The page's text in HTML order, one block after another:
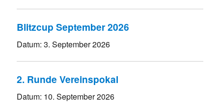
Blitzcup September 2026
Datum:3. September 2026
2. Runde Vereinspokal
Datum: 10. September 2026